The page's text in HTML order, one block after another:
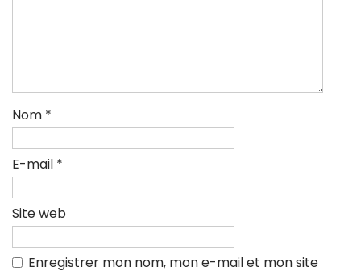
Nom *
E-mail *
Site web
Enregistrer mon nom, mon e-mail et mon site